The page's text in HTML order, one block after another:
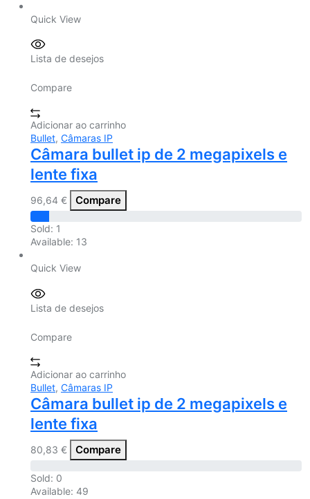
Quick View
Lista de desejos
Compare
Adicionar ao carrinho
Bullet, Câmaras IP
Câmara bullet ip de 2 megapixels e
lente fixa
96,64 € Compare
Sold: 1
Available: 13
Quick View
Lista de desejos
Compare
Adicionar ao carrinho
Bullet, Câmaras IP
Câmara bullet ip de 2 megapixels e
lente fixa
80,83 € Compare
Sold: 0
Available: 49